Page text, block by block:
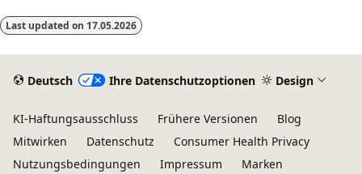
Last updated on 17.05.2026
Deutsch Ihre Datenschutzoptionen Design
KI-Haftungsausschluss Frühere Versionen
Blog
Mitwirken
Datenschutz
Consumer Health Privacy
Nutzungsbedingungen
Impressum
Marken